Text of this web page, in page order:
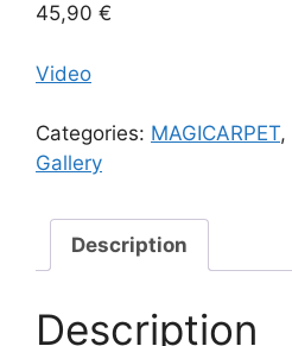
45,90 €
Video
Categories: MAGICARPET,
Gallery
Description
Description